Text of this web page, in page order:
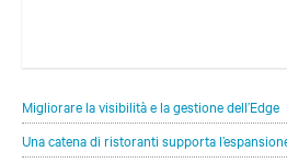
si trovino i tuoi clienti e dalle loro
Migliorare la visibilità e la gestione dell’Edge
Una catena di ristoranti supporta